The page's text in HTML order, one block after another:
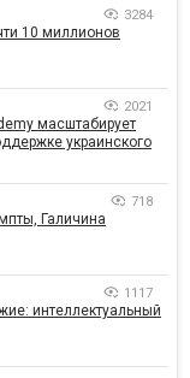
3284
10 миллионов
2021
масштабирует
украинского
718
Галичина
1117
интеллектуальный